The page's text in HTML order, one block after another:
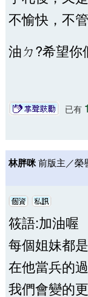
不愉快，不
油ㄉ?希望你
已有 1
林胖咪前版主／榮
筱語:加油喔
每個姐妹都
在他當兵的
我們會變的